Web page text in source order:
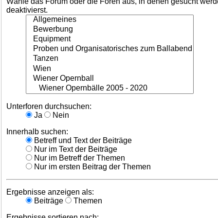
deaktivierst.
Unterforen durchsuchen:
Ja
Nein
Innerhalb suchen:
Betreff und Text der Beiträge
Nur im Text der Beiträge
Nur im Betreff der Themen
Nur im ersten Beitrag der Themen
Ergebnisse anzeigen als:
Beiträge
Themen